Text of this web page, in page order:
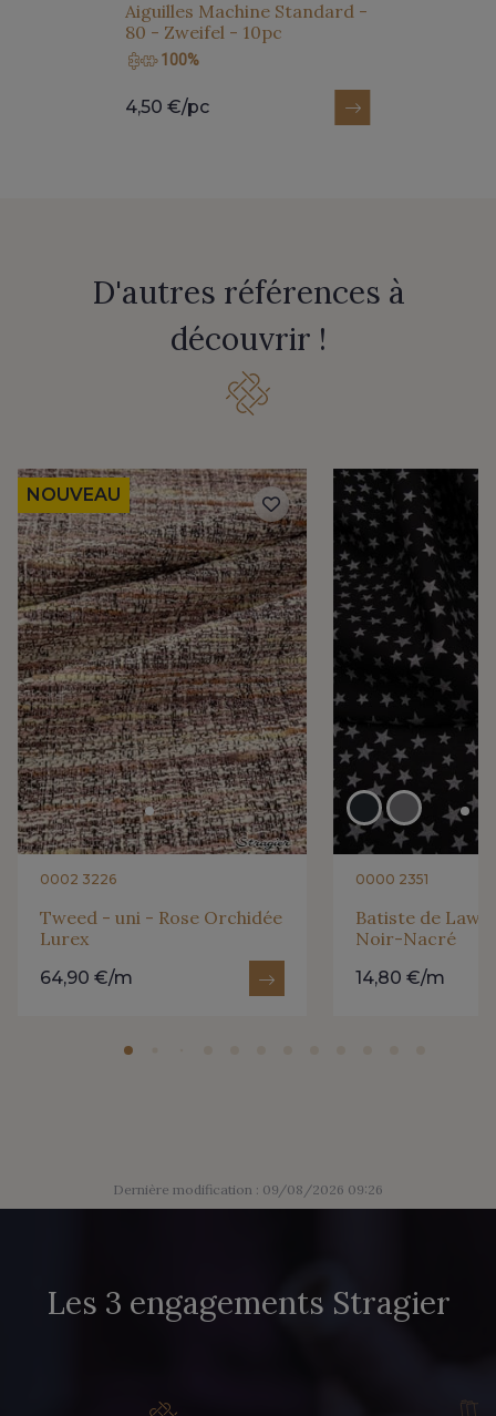
Aiguilles Machine Standard -
80 - Zweifel - 10pc
100%
4,50 €/pc
D'autres références à
découvrir !
NOUVEAU
0002 3226
Tweed - uni - Rose Orchidée
Lurex
64,90 €/m
0000 2351
Batiste de
Noir-Nacré
14,80 €/m
Dernière modification : 09/08/2026 09:26
Les 3 engagements Stragier